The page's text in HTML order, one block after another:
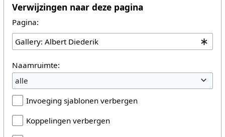
Verwijzingen naar deze pagina
Pagina:
Naamruimte:
alle
Invoeging sjablonen verbergen
Koppelingen verbergen